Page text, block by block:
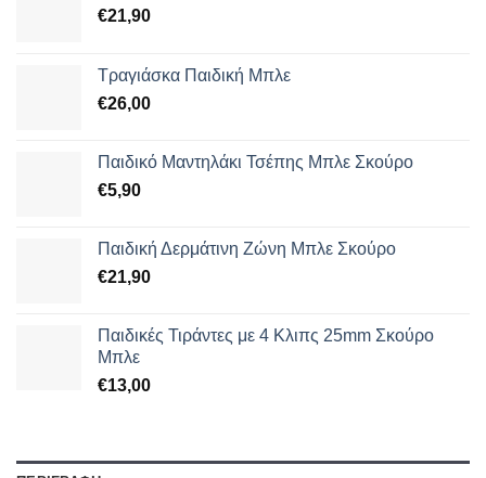
€21,90
Τραγιάσκα Παιδική Μπλε
€26,00
Παιδικό Μαντηλάκι Τσέπης Μπλε Σκούρο
€5,90
Παιδική Δερμάτινη Ζώνη Μπλε Σκούρο
€21,90
Παιδικές Τιράντες με 4 Κλιπς 25mm Σκούρο
Μπλε
€13,00